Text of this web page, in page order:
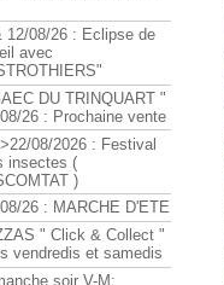
12/08/26 : Eclipse de
avec
DU TRINQUART "
26 : Prochaine vente
08/2026 : Festival
insectes (
)
26 : MARCHE D'ETE
" Click & Collect "
vendredis et samedis
soir V-M: